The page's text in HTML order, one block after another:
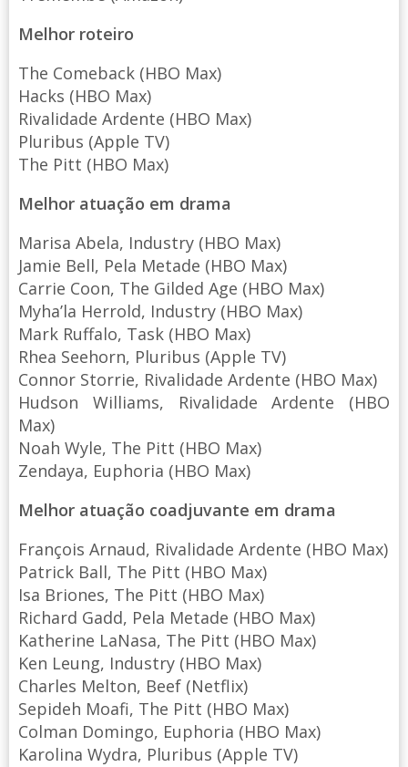
Melhor roteiro
The Comeback (HBO Max)
Hacks (HBO Max)
Rivalidade Ardente (HBO Max)
Pluribus (Apple TV)
The Pitt (HBO Max)
Melhor atuação em drama
Marisa Abela, Industry (HBO Max)
Jamie Bell, Pela Metade (HBO Max)
Carrie Coon, The Gilded Age (HBO Max)
Myha’la Herrold, Industry (HBO Max)
Mark Ruffalo, Task (HBO Max)
Rhea Seehorn, Pluribus (Apple TV)
Connor Storrie, Rivalidade Ardente (HBO Max)
Hudson Williams, Rivalidade Ardente (HBO
Max)
Noah Wyle, The Pitt (HBO Max)
Zendaya, Euphoria (HBO Max)
Melhor atuação coadjuvante em drama
François Arnaud, Rivalidade Ardente (HBO Max)
Patrick Ball, The Pitt (HBO Max)
Isa Briones, The Pitt (HBO Max)
Richard Gadd, Pela Metade (HBO Max)
Katherine LaNasa, The Pitt (HBO Max)
Ken Leung, Industry (HBO Max)
Charles Melton, Beef (Netflix)
Sepideh Moafi, The Pitt (HBO Max)
Colman Domingo, Euphoria (HBO Max)
Karolina Wydra, Pluribus (Apple TV)